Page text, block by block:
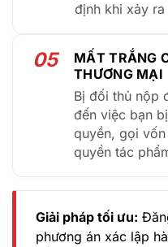
định khi xảy
05
MẤT TRẮNG
THƯƠNG MẠI
Bị đối thủ nộp
đến việc bạn
quyền, gọi
quyền tác
Giải pháp tối ưu:
phương án xác lập